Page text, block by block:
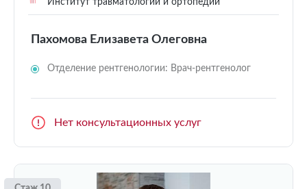
Институт травматологии и ортопедии
Пахомова Елизавета Олеговна
Отделение рентгенологии: Врач-рентгенолог
Нет консультационных услуг